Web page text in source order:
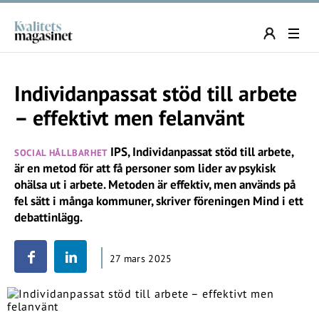
Individanpassat stöd till arbete
– effektivt men felanvänt
SOCIAL HÅLLBARHET IPS, Individanpassat stöd till arbete,
är en metod för att få personer som lider av psykisk
ohälsa ut i arbete. Metoden är effektiv, men används på
fel sätt i många kommuner, skriver föreningen Mind i ett
debattinlägg.
27 mars 2025